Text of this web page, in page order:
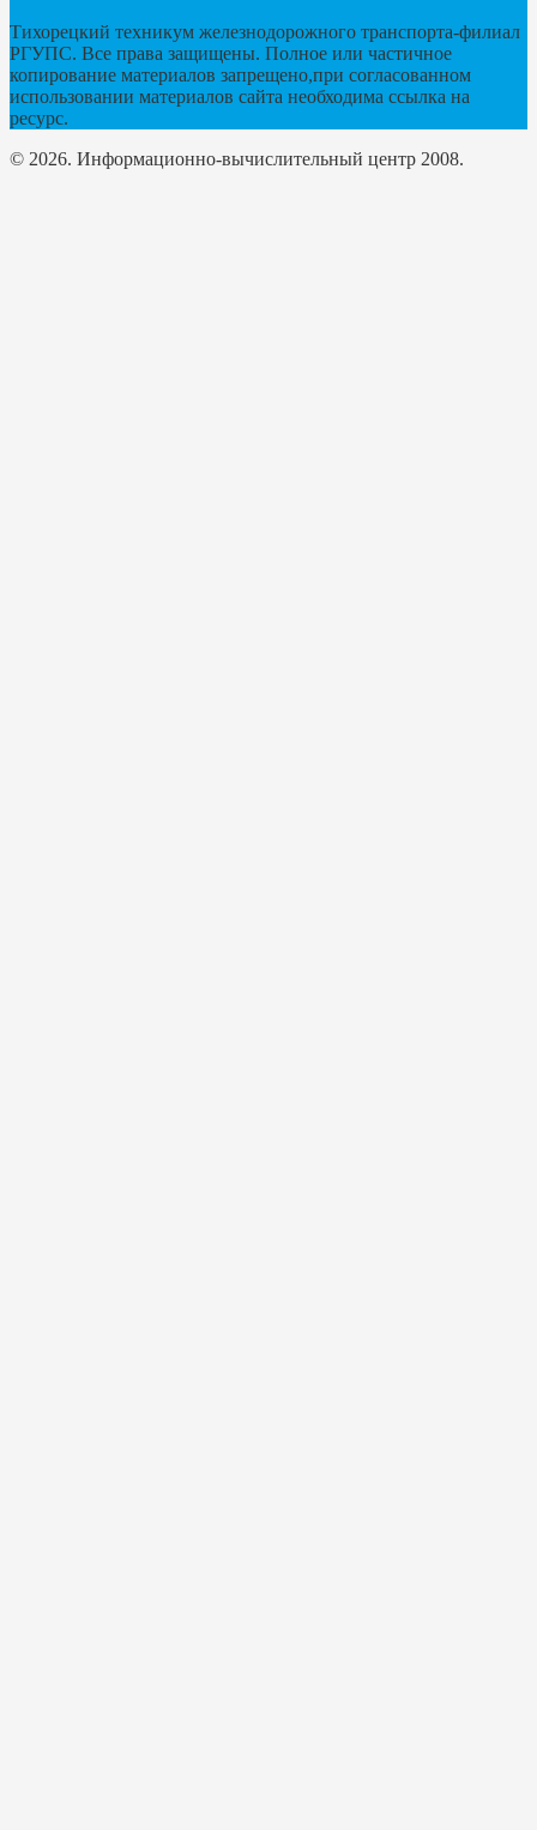
Тихорецкий техникум железнодорожного транспорта-филиал
РГУПС. Все права защищены. Полное или частичное
копирование материалов запрещено,при согласованном
использовании материалов сайта необходима ссылка на
ресурс.
© 2026. Информационно-вычислительный центр 2008.